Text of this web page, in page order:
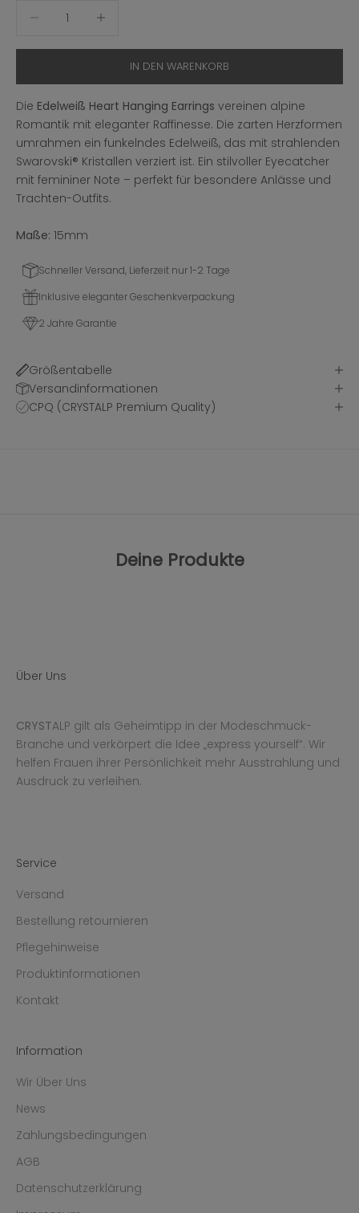
IN DEN WARENKORB
Die Edelweiß Heart Hanging Earrings vereinen alpine
Romantik mit eleganter Raffinesse. Die zarten Herzformen
umrahmen ein funkelndes Edelweiß, das mit strahlenden
Swarovski® Kristallen verziert ist. Ein stilvoller Eyecatcher
mit femininer Note – perfekt für besondere Anlässe und
Trachten-Outfits.
Maße: 15mm
Schneller Versand, Lieferzeit nur 1-2 Tage
Inklusive eleganter Geschenkverpackung
2 Jahre Garantie
Größentabelle
Versandinformationen
CPQ (CRYSTALP Premium Quality)
Deine Produkte
Über Uns
CRYSTALP gilt als Geheimtipp in der Modeschmuck-
Branche und verkörpert die Idee „express yourself“. Wir
helfen Frauen ihrer Persönlichkeit mehr Ausstrahlung und
Ausdruck zu verleihen.
Service
Versand
Bestellung retournieren
Pflegehinweise
Produktinformationen
Kontakt
Information
Wir Über Uns
News
Zahlungsbedingungen
AGB
Datenschutzerklärung